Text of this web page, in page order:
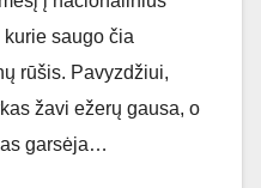
kurie saugo čia
rūšis. Pavyzdžiui,
žavi ežerų gausa, o
garsėja…